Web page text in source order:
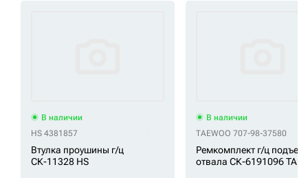
В наличии
HS 4381857
Втулка проушины г/ц
СК-11328 HS
В наличии
TAEWOO 707-98-37580
Ремкомплект г/ц
отвала СК-6191096